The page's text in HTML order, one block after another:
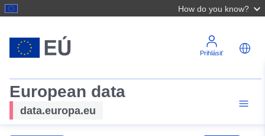
How do you know?
Prihlásiť
European data
data.europa.eu